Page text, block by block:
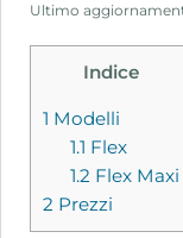
Ultimo
Indice
1 Modelli
1.1 Flex
1.2 Flex Maxi
2 Prezzi